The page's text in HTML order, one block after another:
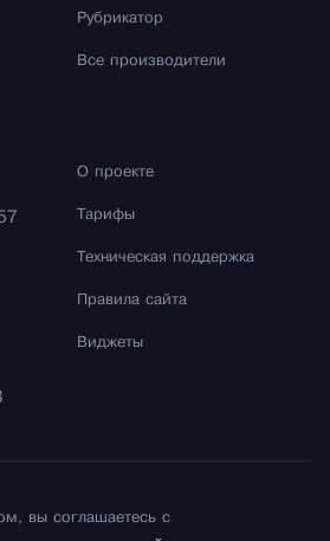
Рубрикатор
Все производители
О проекте
Тарифы
Техническая поддержка
Правила сайта
Виджеты
вы соглашаетесь с